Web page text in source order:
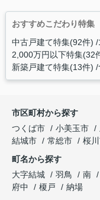
おすすめこだわり特集
中古戸建て特集(92件)
2,000万円以下特集(32
新築戸建て特集(13件)
市区町村から探す
つくば市
小美玉市
結城市
常総市 桜
町名から探す
大字結城
羽鳥 南
府中
榎戸
納場